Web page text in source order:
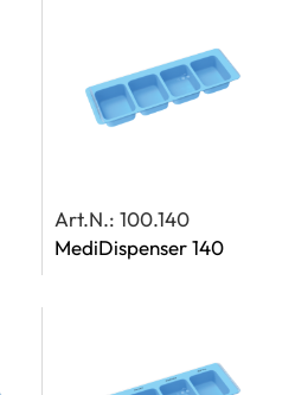
Art.N.: 100.140
MediDispenser 140